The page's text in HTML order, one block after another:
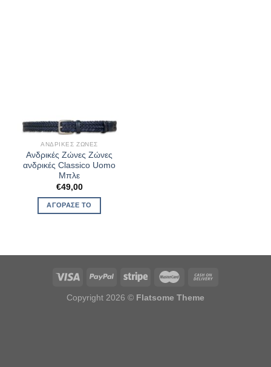
ΑΝΔΡΙΚΈΣ ΖΏΝΕΣ
Ανδρικές Ζώνες Ζώνες
ανδρικές Classico Uomo
Μπλε
€49,00
ΑΓΌΡΑΣΈ ΤΟ
Copyright 2026 © Flatsome Theme